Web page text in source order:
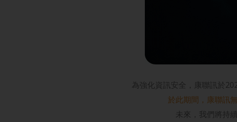
為強化資訊安全，康聯訊於
於此期間，康聯訊
未來，我們將持